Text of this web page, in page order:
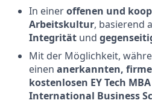
In eineroffenen und
Arbeitskultur, basierend
Integrität und
Mit der Möglichkeit,
einen anerkannten,
kostenlosen EY Tech MBA
International Business